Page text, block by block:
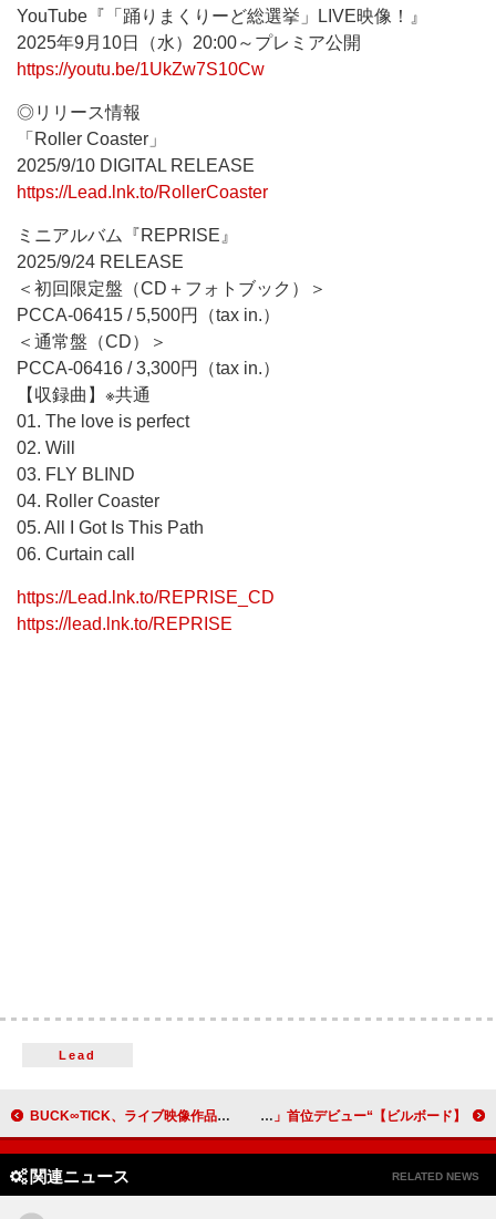
YouTube『「踊りまくりーど総選挙」LIVE映像！』
2025年9月10日（水）20:00～プレミア公開
https://youtu.be/1UkZw7S10Cw
◎リリース情報
「Roller Coaster」
2025/9/10 DIGITAL RELEASE
https://Lead.lnk.to/RollerCoaster
ミニアルバム『REPRISE』
2025/9/24 RELEASE
＜初回限定盤（CD＋フォトブック）＞
PCCA-06415 / 5,500円（tax in.）
＜通常盤（CD）＞
PCCA-06416 / 3,300円（tax in.）
【収録曲】※共通
01. The love is perfect
02. Will
03. FLY BLIND
04. Roller Coaster
05. All I Got Is This Path
06. Curtain call
https://Lead.lnk.to/REPRISE_CD
https://lead.lnk.to/REPRISE
Lead
BUCK∞TICK、ライブ映像作品『ナイショの薔薇の下 2024』よりライブMV公開 【ビルボード】“ニコニコ VOCALOID SONGS TOP20”、DECO*27「モニタリング (Best Friend Remix)」首位デビュー
関連ニュース RELATED NEWS